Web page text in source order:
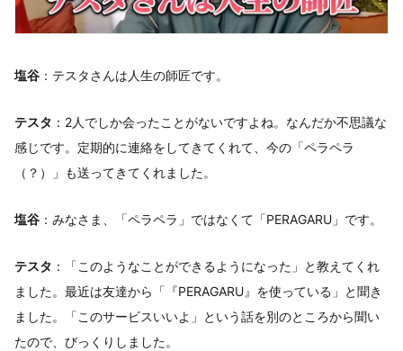
塩谷 ：テスタさんは人生の師匠です。
テスタ ：2人でしか会ったことがないですよね。なんだか不思議な
感じです。定期的に連絡をしてきてくれて、今の「ペラペラ
（？）」も送ってきてくれました。
塩谷 ：みなさま、「ペラペラ」ではなくて「PERAGARU」です。
テスタ ：「このようなことができるようになった」と教えてくれ
ました。最近は友達から「『PERAGARU』を使っている」と聞き
ました。「このサービスいいよ」という話を別のところから聞い
たので、びっくりしました。